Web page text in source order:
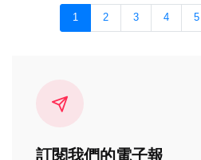
1 2 3 4 5
訂閱我們的電子報